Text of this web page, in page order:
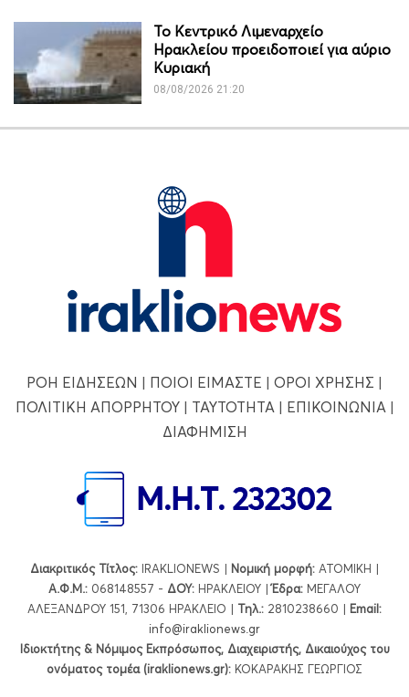
Το Κεντρικό Λιμεναρχείο
Ηρακλείου προειδοποιεί για αύριο
Κυριακή
08/08/2026 21:20
ΡΟΗ ΕΙΔΗΣΕΩΝ | ΠΟΙΟΙ ΕΙΜΑΣΤΕ | ΟΡΟΙ ΧΡΗΣΗΣ |
ΠΟΛΙΤΙΚΗ ΑΠΟΡΡΗΤΟΥ| ΤΑΥΤΟΤΗΤΑ | ΕΠΙΚΟΙΝΩΝΙΑ |
ΔΙΑΦΗΜΙΣΗ
Διακριτικός Τίτλος: IRAKLIONEWS | Νομική μορφή: ΑΤΟΜΙΚΗ |
Α.Φ.Μ.: 068148557 - ΔΟΥ: ΗΡΑΚΛΕΙΟΥ |Έδρα: ΜΕΓΑΛΟΥ
ΑΛΕΞΑΝΔΡΟΥ 151, 71306 ΗΡΑΚΛΕΙΟ | Τηλ.: 2810238660 | Εmail:
info@iraklionews.gr
Ιδιοκτήτης & Νόμιμος Εκπρόσωπος, Διαχειριστής, Δικαιούχος του
ονόματος τομέα (iraklionews.gr): ΚΟΚΑΡΑΚΗΣ ΓΕΩΡΓΙΟΣ